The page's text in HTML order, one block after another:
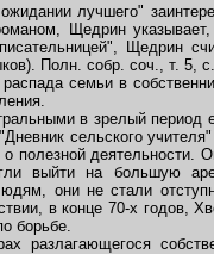
лучшего"
Щедрин
Щедрин
Полн. собр. соч., т. 5, с.
семьи в
в зрелый период
сельского
полезной деятельности.
выйти на большую
они не стали
в конце 70-х годов,
борьбе.